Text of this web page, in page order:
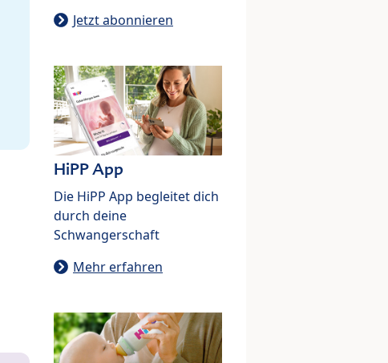
Jetzt abonnieren
HiPP App
Die HiPP App begleitet dich
durch deine
Schwangerschaft
Mehr erfahren